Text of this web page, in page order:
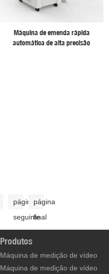
Máquina de emenda rápida
automática de alta precisão
página
seguinte
página
final
Produtos
Máquina de medição de vídeo
Máquina de medição de vídeo